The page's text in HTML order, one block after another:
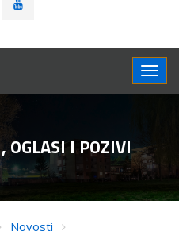
OGLASI I POZIVI
Novosti